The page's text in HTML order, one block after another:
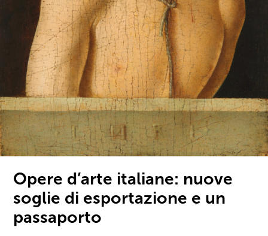
Opere d’arte italiane: nuove
soglie di esportazione e un
passaporto